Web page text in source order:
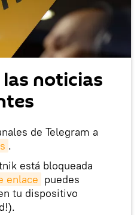
noticias
de Telegram a
.
está bloqueada
enlace puedes
tu dispositivo